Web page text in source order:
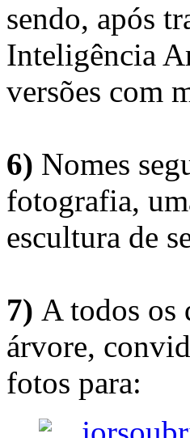
sendo, após
Inteligência
versões com
6) Nomes
fotografia,
escultura de
7) A todos os
árvore,
fotos para: